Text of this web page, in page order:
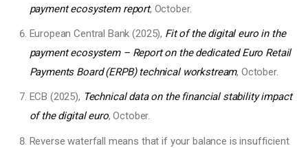
payment ecosystem report, October.
European Central Bank (2025), Fit of the digital euro in the
payment ecosystem – Report on the dedicated Euro Retail
Payments Board (ERPB) technical workstream, October.
ECB (2025), Technical data on the financial stability impact
of the digital euro, October.
Reverse waterfall means that if your balance is insufficient